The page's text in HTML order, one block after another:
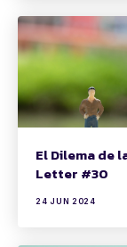
El Dilema de
Letter #30
24 JUN 2024